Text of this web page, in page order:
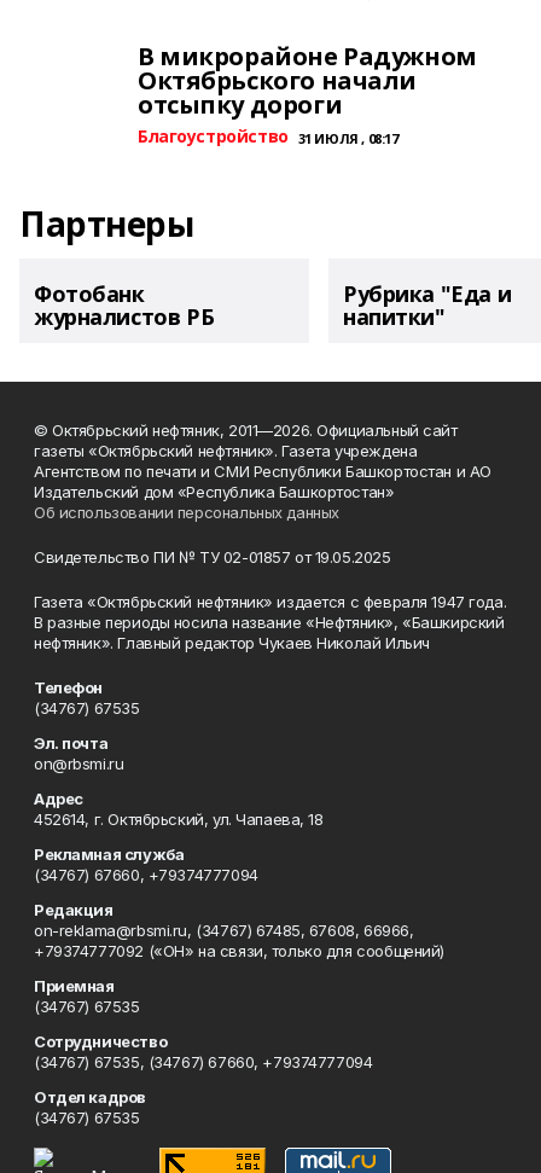
В микрорайоне Радужном
Октябрьского начали
отсыпку дороги
Благоустройство 31 ИЮЛЯ , 08:17
Партнеры
Фотобанк
журналистов РБ
Рубрика "Еда и
напитки"
© Октябрьский нефтяник, 2011—2026. Официальный сайт
газеты «Октябрьский нефтяник». Газета учреждена
Агентством по печати и СМИ Республики Башкортостан и АО
Издательский дом «Республика Башкортостан»
Об использовании персональных данных
Свидетельство ПИ № ТУ 02-01857 от 19.05.2025
Газета «Октябрьский нефтяник» издается с февраля 1947 года.
В разные периоды носила название «Нефтяник», «Башкирский
нефтяник». Главный редактор Чукаев Николай Ильич
Телефон
(34767) 67535
Эл. почта
on@rbsmi.ru
Адрес
452614, г. Октябрьский, ул. Чапаева, 18
Рекламная служба
(34767) 67660, +79374777094
Редакция
on-reklama@rbsmi.ru, (34767) 67485, 67608, 66966,
+79374777092 («ОН» на связи, только для сообщений)
Приемная
(34767) 67535
Сотрудничество
(34767) 67535, (34767) 67660, +79374777094
Отдел кадров
(34767) 67535